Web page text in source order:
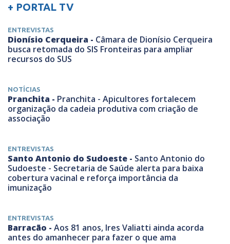
+ PORTAL TV
ENTREVISTAS
Dionísio Cerqueira - Câmara de Dionísio Cerqueira
busca retomada do SIS Fronteiras para ampliar
recursos do SUS
NOTÍCIAS
Pranchita - Pranchita - Apicultores fortalecem
organização da cadeia produtiva com criação de
associação
ENTREVISTAS
Santo Antonio do Sudoeste - Santo Antonio do
Sudoeste - Secretaria de Saúde alerta para baixa
cobertura vacinal e reforça importância da
imunização
ENTREVISTAS
Barracão - Aos 81 anos, Ires Valiatti ainda acorda
antes do amanhecer para fazer o que ama